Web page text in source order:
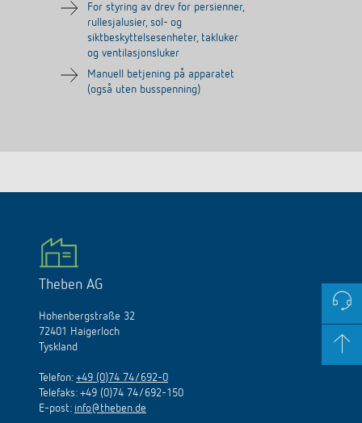
For styring av drev for persienner,
rullesjalusier, sol- og
siktbeskyttelsesenheter, takluker
og ventilasjonsluker
Manuell betjening på apparatet
(også uten busspenning)
Theben AG
Hohenbergstraße 32
72401 Haigerloch
Tyskland
Telefon: +49 (0)74 74/692-0
Telefaks: +49 (0)74 74/692-150
E-post: info@theben.de